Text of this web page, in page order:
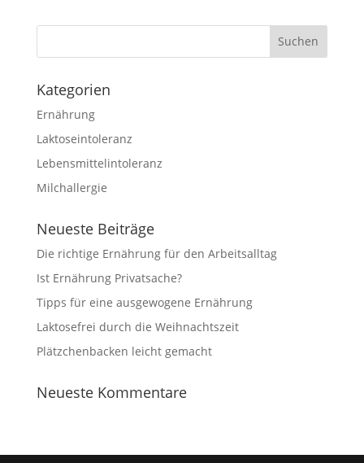
Kategorien
Ernährung
Laktoseintoleranz
Lebensmittelintoleranz
Milchallergie
Neueste Beiträge
Die richtige Ernährung für den Arbeitsalltag
Ist Ernährung Privatsache?
Tipps für eine ausgewogene Ernährung
Laktosefrei durch die Weihnachtszeit
Plätzchenbacken leicht gemacht
Neueste Kommentare